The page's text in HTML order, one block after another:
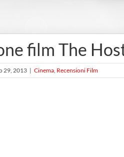
film The
29, 2013 | Cinema, Recensioni Film